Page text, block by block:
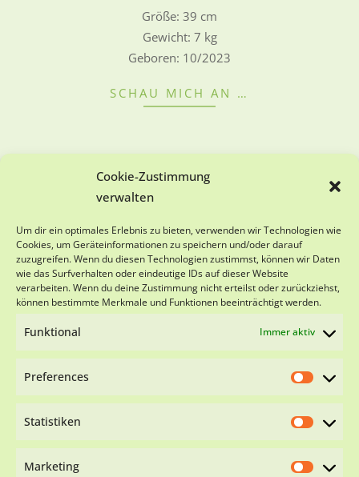
Cookie-Zustimmung
verwalten
Um dir ein optimales Erlebnis zu bieten, verwenden wir Technologien wie
Cookies, um Geräteinformationen zu speichern und/oder darauf
zuzugreifen. Wenn du diesen Technologien zustimmst, können wir Daten
wie das Surfverhalten oder eindeutige IDs auf dieser Website
verarbeiten. Wenn du deine Zustimmung nicht erteilst oder zurückziehst,
können bestimmte Merkmale und Funktionen beeinträchtigt werden.
Funktional Immer aktiv
Preferences
Statistiken
Marketing
Größe: 39 cm
Gewicht: 7 kg
Geboren: 10/2023
SCHAU MICH AN …
SPENDENKONTO
Viva-Animal e.V.
Sparkasse Schwarzwald-Baar
IBAN DE18 6945 0065 0151 0501 28
BIC SOLADES1VSS
Impressum
Cookie-
Richtlinie (EU)